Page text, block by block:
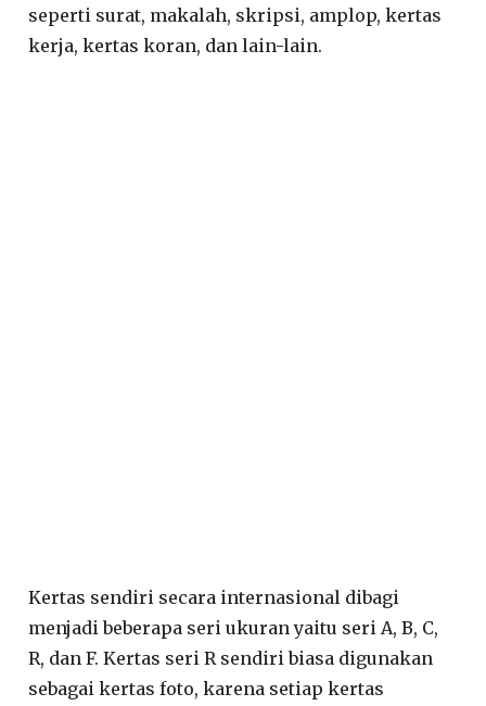
seperti surat, makalah, skripsi, amplop, kertas
kerja, kertas koran, dan lain-lain.
Kertas sendiri secara internasional dibagi
menjadi beberapa seri ukuran yaitu seri A, B, C,
R, dan F. Kertas seri R sendiri biasa digunakan
sebagai kertas foto, karena setiap kertas